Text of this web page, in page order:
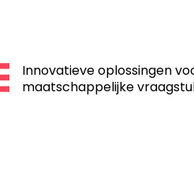
Innovatieve oplossingen
maatschappelijke